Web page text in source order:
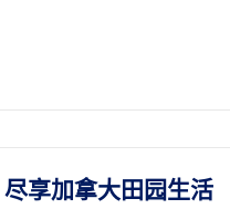
尽享加拿大田园生活